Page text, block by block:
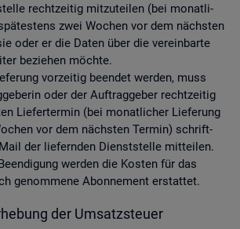
recht­zei­tig mit­zu­tei­len (bei mo­nat­li­
zwei Wo­chen vor dem nächs­ten
oder er die Daten über die ver­ein­bar­te
be­zie­hen möch­te.
vor­zei­tig be­en­det wer­den, muss
oder der Auf­trag­ge­ber recht­zei­tig
Lie­fer­ter­min (bei mo­nat­li­cher Lie­fe­rung
vor dem nächs­ten Ter­min) schrift­
der lie­fern­den Dienst­stel­le mit­tei­len.
wer­den die Kos­ten für das
ge­nom­me­ne Abon­ne­ment er­stat­tet.
der Um­satz­steu­er